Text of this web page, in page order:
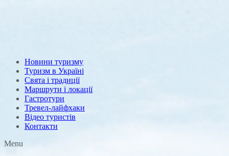
Новини туризму
Туризм в Україні
Свята і традиції
Маршрути і локації
Гастротури
Тревел-лайфхаки
Відео туристів
Контакти
Menu